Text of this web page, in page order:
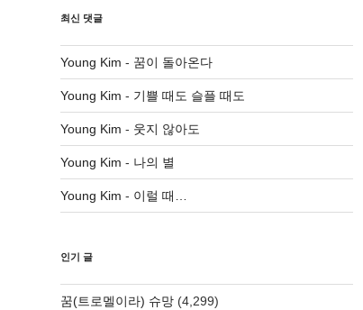
최신 댓글
Young Kim - 꿈이 돌아온다
Young Kim - 기쁠 때도 슬플 때도
Young Kim - 웃지 않아도
Young Kim - 나의 별
Young Kim - 이럴 때…
인기 글
꿈(트로멜이라) 슈망 (4,299)